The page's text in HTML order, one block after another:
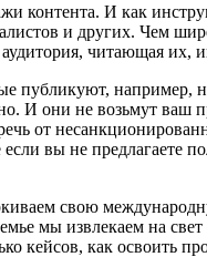
контента. И как
и других. Чем
читающая их,
публикуют, например,
И они не возьмут ваш
от
вы не предлагаете
свою
мы извлекаем на
кейсов, как освоить